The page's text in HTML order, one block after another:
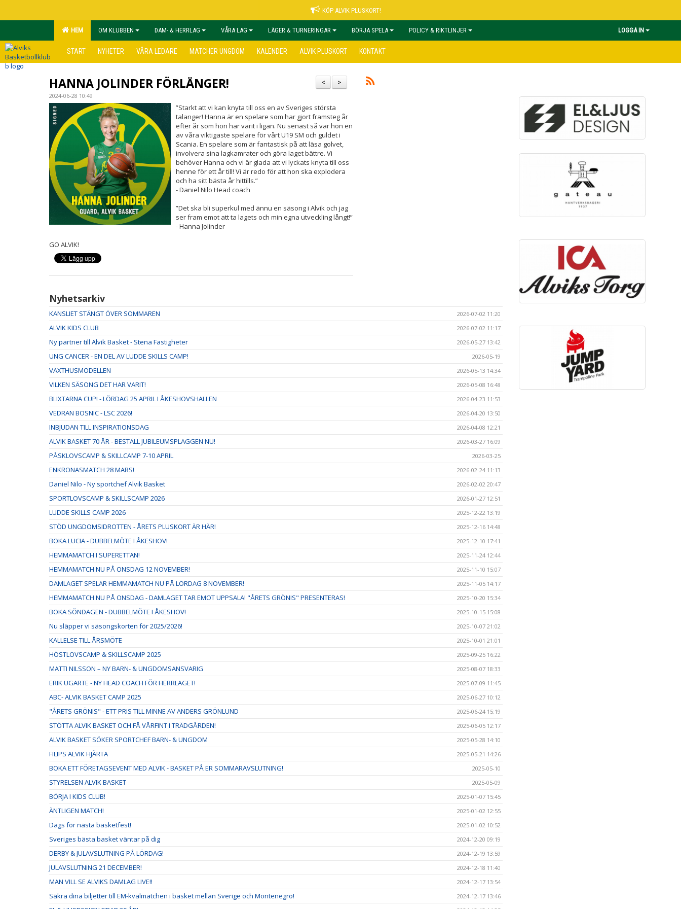
KÖP ALVIK PLUSKORT!
HEM OM KLUBBEN DAM- & HERRLAG VÅRA LAG LÄGER & TURNERINGAR BÖRJA SPELA POLICY & RIKTLINJER LOGGA IN
START NYHETER VÅRA LEDARE MATCHER UNGDOM KALENDER ALVIK PLUSKORT KONTAKT
>
<
HANNA JOLINDER FÖRLÄNGER!
2024-06-28 10:49
”Starkt att vi kan knyta till oss en av Sveriges största
talanger! Hanna är en spelare som har gjort framsteg år
efter år som hon har varit i ligan. Nu senast så var hon en
av våra viktigaste spelare för vårt U19 SM och guldet i
Scania. En spelare som är fantastisk på att läsa golvet,
involvera sina lagkamrater och göra laget bättre. Vi
behöver Hanna och vi är glada att vi lyckats knyta till oss
henne för ett år till! Vi är redo för att hon ska explodera
och ha sitt bästa år hittills.”
- Daniel Nilo Head coach
”Det ska bli superkul med ännu en säsong i Alvik och jag
ser fram emot att ta lagets och min egna utveckling långt!”
- Hanna Jolinder
GO ALVIK!
Nyhetsarkiv
KANSLIET STÄNGT ÖVER SOMMAREN 2026-07-02 11:20
ALVIK KIDS CLUB 2026-07-02 11:17
Ny partner till Alvik Basket - Stena Fastigheter 2026-05-27 13:42
UNG CANCER - EN DEL AV LUDDE SKILLS CAMP! 2026-05-19
VÄXTHUSMODELLEN 2026-05-13 14:34
VILKEN SÄSONG DET HAR VARIT! 2026-05-08 16:48
BLIXTARNA CUP! - LÖRDAG 25 APRIL I ÅKESHOVSHALLEN 2026-04-23 11:53
VEDRAN BOSNIC - LSC 2026! 2026-04-20 13:50
INBJUDAN TILL INSPIRATIONSDAG 2026-04-08 12:21
ALVIK BASKET 70 ÅR - BESTÄLL JUBILEUMSPLAGGEN NU! 2026-03-27 16:09
PÅSKLOVSCAMP & SKILLCAMP 7-10 APRIL 2026-03-25
ENKRONASMATCH 28 MARS! 2026-02-24 11:13
Daniel Nilo - Ny sportchef Alvik Basket 2026-02-02 20:47
SPORTLOVSCAMP & SKILLSCAMP 2026 2026-01-27 12:51
LUDDE SKILLS CAMP 2026 2025-12-22 13:19
STÖD UNGDOMSIDROTTEN - ÅRETS PLUSKORT ÄR HÄR! 2025-12-16 14:48
BOKA LUCIA - DUBBELMÖTE I ÅKESHOV! 2025-12-10 17:41
HEMMAMATCH I SUPERETTAN! 2025-11-24 12:44
HEMMAMATCH NU PÅ ONSDAG 12 NOVEMBER! 2025-11-10 15:07
DAMLAGET SPELAR HEMMAMATCH NU PÅ LÖRDAG 8 NOVEMBER! 2025-11-05 14:17
HEMMAMATCH NU PÅ ONSDAG - DAMLAGET TAR EMOT UPPSALA! "ÅRETS GRÖNIS" PRESENTERAS! 2025-10-20 15:34
BOKA SÖNDAGEN - DUBBELMÖTE I ÅKESHOV! 2025-10-15 15:08
Nu släpper vi säsongskorten för 2025/2026! 2025-10-07 21:02
KALLELSE TILL ÅRSMÖTE 2025-10-01 21:01
HÖSTLOVSCAMP & SKILLSCAMP 2025 2025-09-25 16:22
MATTI NILSSON – NY BARN- & UNGDOMSANSVARIG 2025-08-07 18:33
ERIK UGARTE - NY HEAD COACH FÖR HERRLAGET! 2025-07-09 11:45
ABC- ALVIK BASKET CAMP 2025 2025-06-27 10:12
"ÅRETS GRÖNIS" - ETT PRIS TILL MINNE AV ANDERS GRÖNLUND 2025-06-24 15:19
STÖTTA ALVIK BASKET OCH FÅ VÅRFINT I TRÄDGÅRDEN! 2025-06-05 12:17
ALVIK BASKET SÖKER SPORTCHEF BARN- & UNGDOM 2025-05-28 14:10
FILIPS ALVIK HJÄRTA 2025-05-21 14:26
BOKA ETT FÖRETAGSEVENT MED ALVIK - BASKET PÅ ER SOMMARAVSLUTNING! 2025-05-10
STYRELSEN ALVIK BASKET 2025-05-09
BÖRJA I KIDS CLUB! 2025-01-07 15:45
ÄNTLIGEN MATCH! 2025-01-02 12:55
Dags för nästa basketfest! 2025-01-02 10:52
Sveriges bästa basket väntar på dig 2024-12-20 09:19
DERBY & JULAVSLUTNING PÅ LÖRDAG! 2024-12-19 13:59
JULAVSLUTNING 21 DECEMBER! 2024-12-18 11:40
MAN VILL SE ALVIKS DAMLAG LIVE!! 2024-12-17 13:54
Säkra dina biljetter till EM-kvalmatchen i basket mellan Sverige och Montenegro! 2024-12-17 13:46